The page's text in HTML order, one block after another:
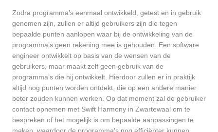
Zodra programma’s eenmaal ontwikkeld, getest en in gebruik
genomen zijn, zullen er altijd gebruikers zijn die tegen
bepaalde punten aanlopen waar bij de ontwikkeling van de
programma’s geen rekening mee is gehouden. Een software
engineer ontwikkelt op basis van de wensen van de
gebruikers, maar maakt zelf geen gebruik van de
programma’s die hij ontwikkelt. Hierdoor zullen er in praktijk
altijd nog punten worden ontdekt, die op een andere manier
beter zouden kunnen werken. Op dat moment zal de gebruiker
contact opnemen met Swift Harmony in Zwartewaal om te
bespreken of het mogelijk is om bepaalde aanpassingen te